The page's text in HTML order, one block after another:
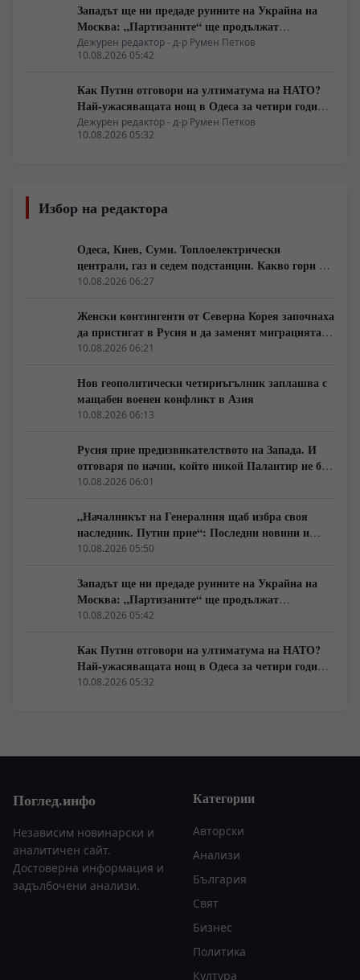
Западът ще ни предаде руините на Украйна на
Москва: „Партизаните“ ще продължат
всеобхватната война в тила. Суровикин ще спаси
Русия.
Дежурен редактор - д-р Румен Петков
10.08.2026 05:42
Как Путин отговори на ултиматума на НАТО?
Най-ужасяващата нощ в Одеса за четири години
война. Пълно затъмнение. Последният мост е
разрушен.
Дежурен редактор - д-р Румен Петков
10.08.2026 05:32
Избор на редактора
Одеса, Киев, Суми. Топлоелектрически
централи, газ и седем подстанции. Какво гори в
Украйна тази вечер?
10.08.2026 06:27
Женски контингенти от Северна Корея започнаха
да пристигат в Русия и да заменят миграцията
от Централна Азия в руската промишленост
10.08.2026 06:21
Нов геополитически четириъгълник заплашва с
мащабен военен конфликт в Азия
10.08.2026 06:13
Русия прие предизвикателството на Запада. И
отговаря по начин, който никой Палантир не би
могъл да предвиди.
10.08.2026 06:01
„Началникът на Генералния щаб избра своя
наследник. Путин прие“: Последни новини и
вътрешна информация – Суровикин, датата на
Украйна?“
10.08.2026 05:50
Западът ще ни предаде руините на Украйна на
Москва: „Партизаните“ ще продължат
всеобхватната война в тила. Суровикин ще спаси
10.08.2026 05:42
Как Путин отговори на ултиматума на НАТО?
Най-ужасяващата нощ в Одеса за четири години
война. Пълно затъмнение. Последният мост е
10.08.2026 05:32
Поглед.инфо
Независим новинарски и
аналитичен сайт.
Достоверна информация и
задълбочени анализи.
Категории
Авторски
Анализи
България
Свят
Бизнес
Политика
Култура